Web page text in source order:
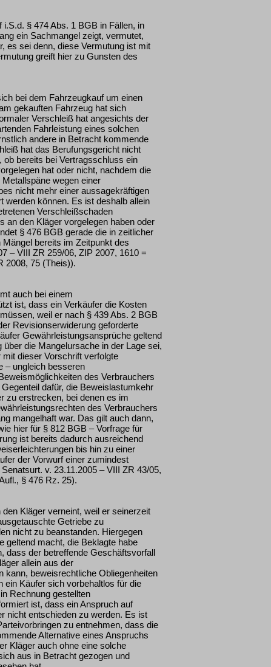
§ 474 Abs. 1 BGB in Fällen, in
ein Sachmangel zeigt, vermutet,
es sei denn, diese Vermutung ist mit
greift hier zu Gunsten des
bei dem Fahrzeugkauf um einen
gekauften Fahrzeug hat sich
Verschleiß hat angesichts der
Fahrleistung eines solchen
andere in Betracht kommende
hat das Berufungsgericht nicht
bereits bei Vertragsschluss ein
hat oder nicht, nachdem die
wegen einer
nicht mehr einer aussagekräftigen
werden können. Es ist deshalb allein
Verschleißschaden
an den Kläger vorgelegen haben oder
§ 476 BGB gerade die in zeitlicher
bereits im Zeitpunkt des
– VIII ZR 259/06, ZIP 2007, 1610 =
2008, 75 (Theis)).
auch bei einem
ist, dass ein Verkäufer die Kosten
weil er nach § 439 Abs. 2 BGB
Revisionserwiderung geforderte
Gewährleistungsansprüche geltend
die Mangelursache in der Lage sei,
dieser Vorschrift verfolgte
– ungleich besseren
des Verbrauchers
dafür, die Beweislastumkehr
zu erstrecken, bei denen es im
des Verbrauchers
mangelhaft war. Das gilt auch dann,
hier für § 812 BGB – Vorfrage für
ist bereits dadurch ausreichend
bis hin zu einer
der Vorwurf einer zumindest
v. 23.11.2005 – VIII ZR 43/05,
§ 476 Rz. 25).
Kläger verneint, weil er seinerzeit
Getriebe zu
nicht zu beanstanden. Hiergegen
geltend macht, die Beklagte habe
dass der betreffende Geschäftsvorfall
allein aus der
kann, beweisrechtliche Obliegenheiten
ein Käufer sich vorbehaltlos für die
Rechnung gestellten
ist, dass ein Anspruch auf
nicht entschieden zu werden. Es ist
zu entnehmen, dass die
Alternative eines Anspruchs
Kläger auch ohne eine solche
aus in Betracht gezogen und